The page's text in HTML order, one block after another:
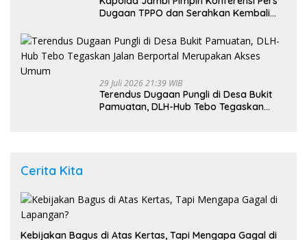
Dugaan TPPO dan Serahkan Kembali
29 Juli 2026 21:39 WIB
Terendus Dugaan Pungli di Desa Bukit
Pamuatan, DLH-Hub Tebo Tegaskan
Cerita Kita
Kebijakan Bagus di Atas Kertas, Tapi Mengapa Gagal di